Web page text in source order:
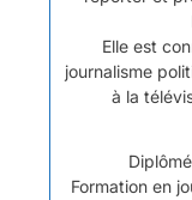
Elle est
journalisme
à la
Formation en